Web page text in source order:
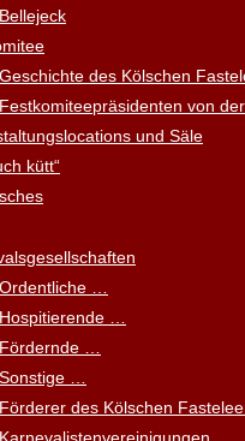
Bellejeck
Geschichte des Kölschen
Festkomiteepräsidenten von
und Säle
kütt“
Ordentliche …
Hospitierende …
Fördernde …
Sonstige …
Förderer des Kölschen